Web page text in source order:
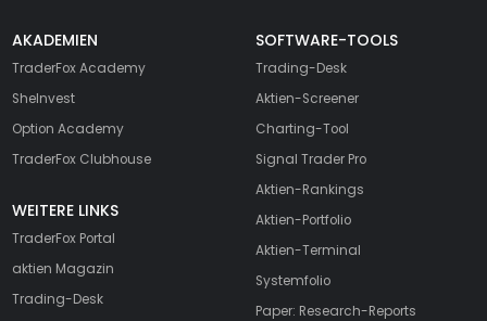
AKADEMIEN
TraderFox Academy
SheInvest
Option Academy
TraderFox Clubhouse
WEITERE LINKS
TraderFox Portal
aktien Magazin
Trading-Desk
SOFTWARE-TOOLS
Trading-Desk
Aktien-Screener
Charting-Tool
Signal Trader Pro
Aktien-Rankings
Aktien-Portfolio
Aktien-Terminal
Systemfolio
Paper: Research-Reports